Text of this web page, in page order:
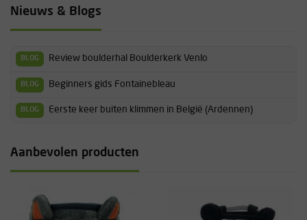
Nieuws & Blogs
BLOG Review boulderhal Boulderkerk Venlo
BLOG Beginners gids Fontainebleau
BLOG Eerste keer buiten klimmen in België (Ardennen)
Aanbevolen producten